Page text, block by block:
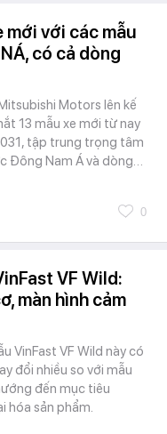
mới với các mẫu
có cả dòng
Motors lên kế
13 mẫu xe mới từ nay
tập trung trọng tâm
Đông Nam Á và dòng…
0
VF Wild:
màn hình cảm
VinFast VF Wild này có
đổi nhiều so với mẫu
đến mục tiêu
hóa sản phẩm.